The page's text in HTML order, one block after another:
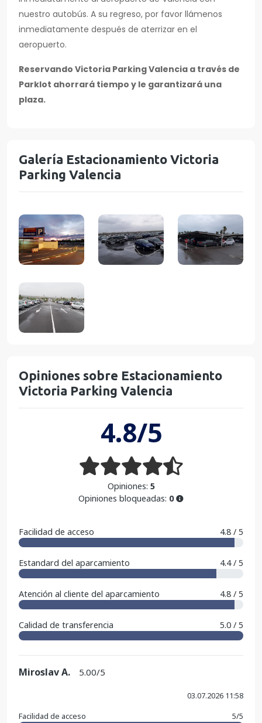
nuestro autobús. A su regreso, por favor llámenos
inmediatamente después de aterrizar en el
aeropuerto.
Reservando Victoria Parking Valencia a través de
Parklot ahorrará tiempo y le garantizará una
plaza.
Galería Estacionamiento Victoria
Parking Valencia
Opiniones sobre Estacionamiento
Victoria Parking Valencia
4.8/5
Opiniones: 5
Opiniones bloqueadas: 0
Facilidad de acceso 4.8 / 5
Estandard del aparcamiento 4.4 / 5
Atención al cliente del aparcamiento 4.8 / 5
Calidad de transferencia 5.0 / 5
Miroslav A. 5.00/5
03.07.2026 11:58
Facilidad de acceso 5/5